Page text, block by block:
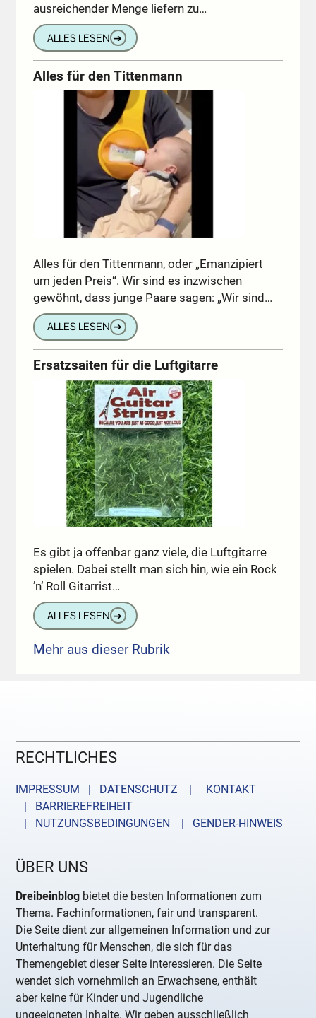
ausreichender Menge liefern zu…
ALLES LESEN ➔
Alles für den Tittenmann
Alles für den Tittenmann, oder „Emanzipiert
um jeden Preis“. Wir sind es inzwischen
gewöhnt, dass junge Paare sagen: „Wir sind…
ALLES LESEN ➔
Ersatzsaiten für die Luftgitarre
Es gibt ja offenbar ganz viele, die Luftgitarre
spielen. Dabei stellt man sich hin, wie ein Rock
’n‘ Roll Gitarrist…
ALLES LESEN ➔
Mehr aus dieser Rubrik
RECHTLICHES
IMPRESSUM | DATENSCHUTZ |
KONTAKT
| BARRIEREFREIHEIT
| NUTZUNGSBEDINGUNGEN
| GENDER-HINWEIS
ÜBER UNS
Dreibeinblog bietet die besten Informationen zum
Thema. Fachinformationen, fair und transparent.
Die Seite dient zur allgemeinen Information und zur
Unterhaltung für Menschen, die sich für das
Themengebiet dieser Seite interessieren. Die Seite
wendet sich vornehmlich an Erwachsene, enthält
aber keine für Kinder und Jugendliche
ungeeigneten Inhalte. Wir geben ausschließlich